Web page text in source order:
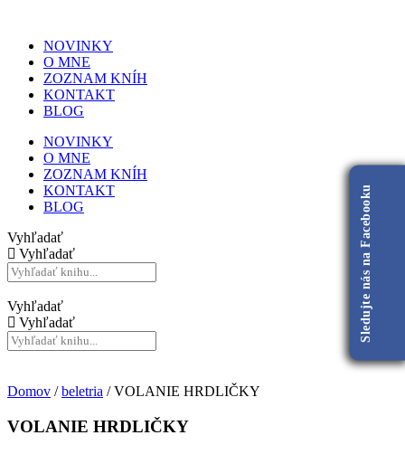
NOVINKY
O MNE
ZOZNAM KNÍH
KONTAKT
BLOG
NOVINKY
O MNE
ZOZNAM KNÍH
KONTAKT
BLOG
Vyhľadať
Vyhľadať
Vyhľadať
Vyhľadať
Domov /beletria / VOLANIE HRDLIČKY
VOLANIE HRDLIČKY
Sledujte nás na Facebooku